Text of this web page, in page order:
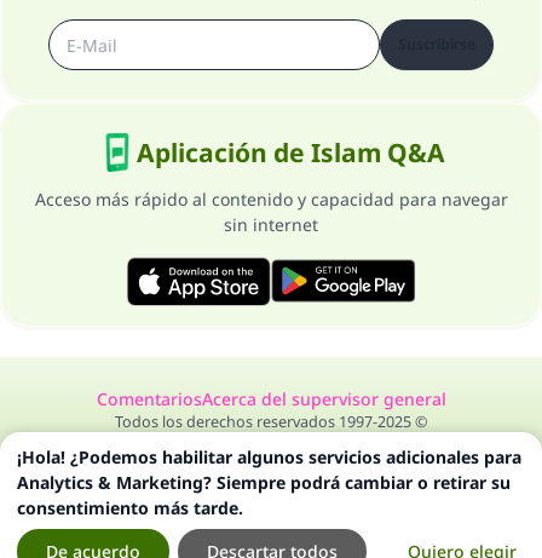
Aplicación de Islam Q&A
Acceso más rápido al contenido y capacidad para navegar
sin internet
ComentariosAcerca del supervisor general
Todos los derechos reservados 1997-2025 ©
¡Hola! ¿Podemos habilitar algunos servicios adicionales para
Analytics & Marketing? Siempre podrá cambiar o retirar su
consentimiento más tarde.
Quiero elegir
Descartar todos
De acuerdo